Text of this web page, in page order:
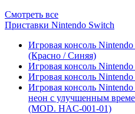
Смотреть все
Приставки Nintendo Switch
Игровая консоль
(Красно / Синяя)
Игровая консоль
Игровая консоль
Игровая консоль
неон с улучшенным
(MOD. HAC-001-01)